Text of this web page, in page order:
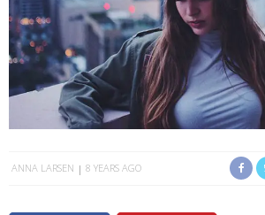
ANNA LARSEN 8 YEARS AGO